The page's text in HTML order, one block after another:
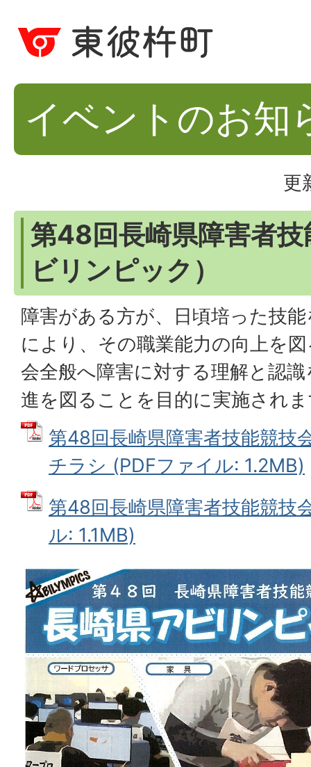
イベントのお知
更
第48回長崎県障害者
ビリンピック）
障害がある方が、日頃培った技
により、その職業能力の向上を
会全般へ障害に対する理解と認
進を図ることを目的に実施され
第48回長崎県障害者技能競技
チラシ (PDFファイル: 1.2MB)
第48回長崎県障害者技能競技
ル: 1.1MB)